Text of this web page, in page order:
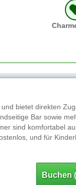
bietet direkten
Bar sowie
sind komfortabel
und für
Buchen